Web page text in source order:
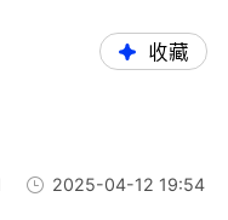
收藏
2025-04-12 19:54